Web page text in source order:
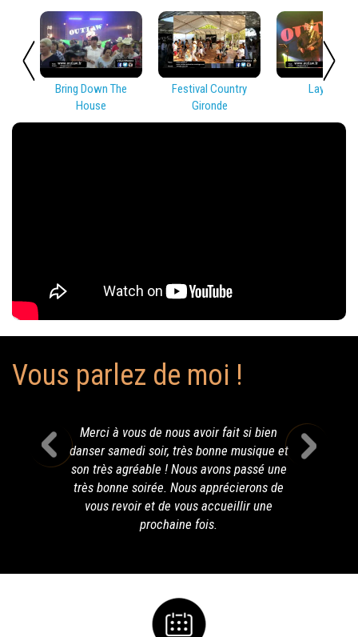
Bring Down The
House
Festival Country
Gironde
Lay Low
Vous parlez de moi !
Merci à vous de nous avoir fait si bien
danser samedi soir, très bonne musique et
son très agréable ! Nous avons passé une
très bonne soirée. Nous apprécierons de
vous revoir et de vous accueillir une
prochaine fois.